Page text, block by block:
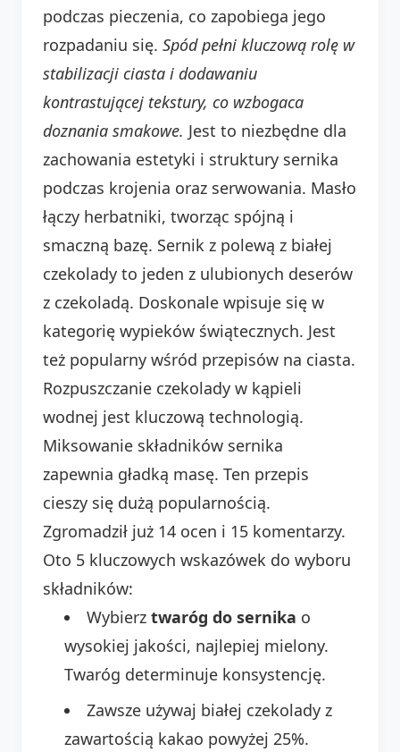
podczas pieczenia, co zapobiega jego
rozpadaniu się. Spód pełni kluczową rolę w
stabilizacji ciasta i dodawaniu
kontrastującej tekstury, co wzbogaca
doznania smakowe. Jest to niezbędne dla
zachowania estetyki i struktury sernika
podczas krojenia oraz serwowania. Masło
łączy herbatniki, tworząc spójną i
smaczną bazę. Sernik z polewą z białej
czekolady to jeden z ulubionych deserów
z czekoladą. Doskonale wpisuje się w
kategorię wypieków świątecznych. Jest
też popularny wśród przepisów na ciasta.
Rozpuszczanie czekolady w kąpieli
wodnej jest kluczową technologią.
Miksowanie składników sernika
zapewnia gładką masę. Ten przepis
cieszy się dużą popularnością.
Zgromadził już 14 ocen i 15 komentarzy.
Oto 5 kluczowych wskazówek do wyboru
składników:
Wybierz twaróg do sernika o
wysokiej jakości, najlepiej mielony.
Twaróg determinuje konsystencję.
Zawsze używaj białej czekolady z
zawartością kakao powyżej 25%.